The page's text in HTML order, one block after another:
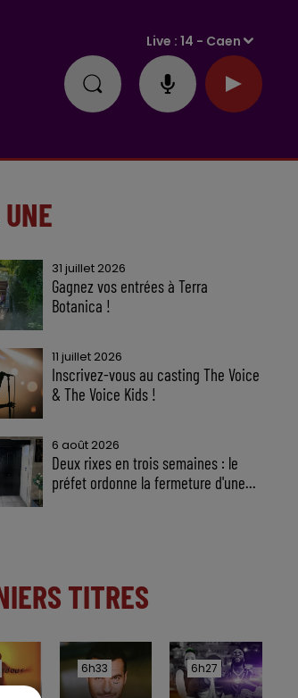
Live :14 - Caen
31 juillet 2026
Gagnez vos entrées à Terra
Botanica !
11 juillet 2026
Inscrivez-vous au casting The Voice
& The Voice Kids !
6 août 2026
Deux rixes en trois semaines : le
préfet ordonne la fermeture d'une...
TITRES
6h33
6h33 6h27
6h27